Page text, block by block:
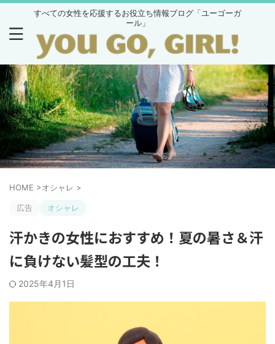
すべての女性を応援するお役立ち情報ブログ「ユーゴーガ
ール」
HOME >オシャレ >
広告 オシャレ
汗かきの女性におすすめ！夏の暑さ＆汗
に負けない髪型の工夫！
2025年4月1日